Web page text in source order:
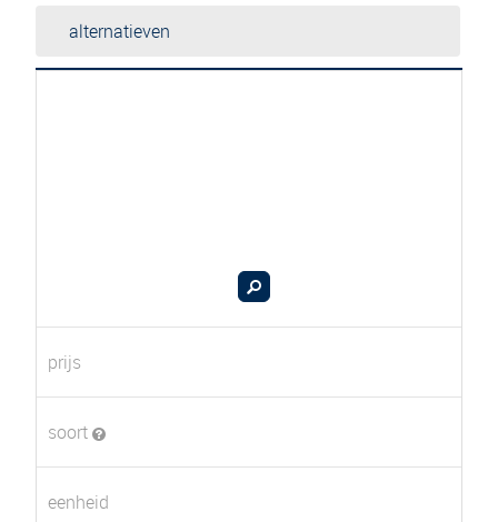
alternatieven
prijs
soort
eenheid